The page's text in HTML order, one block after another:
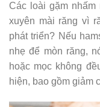
Các loài gặm
xuyên mài răng vì
phát triển? Nếu
nhẹ để mòn răng,
hoặc mọc không
hiện, bao gồm giảm